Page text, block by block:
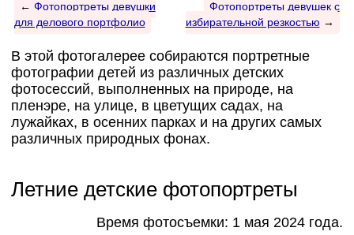
← Фотопортреты девушки
для делового портфолио
Фотопортреты девушек с
избирательной резкостью →
В этой фотогалерее собираются портретные
фотографии детей из различных детских
фотосессий, выполненных на природе, на
пленэре, на улице, в цветущих садах, на
лужайках, в осенних парках и на других самых
различных природных фонах.
Летние детские фотопортреты
Время фотосъемки: 1 мая 2024 года.